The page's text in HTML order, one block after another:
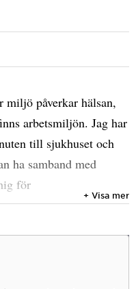
miljö påverkar hälsan,
arbetsmiljön. Jag har
till sjukhuset och
ha samband med
för
studerar hur hälsan
+ Visa mer